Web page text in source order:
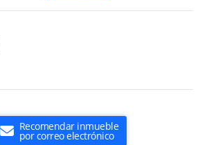
Recomendar inmueble
por correo electrónico